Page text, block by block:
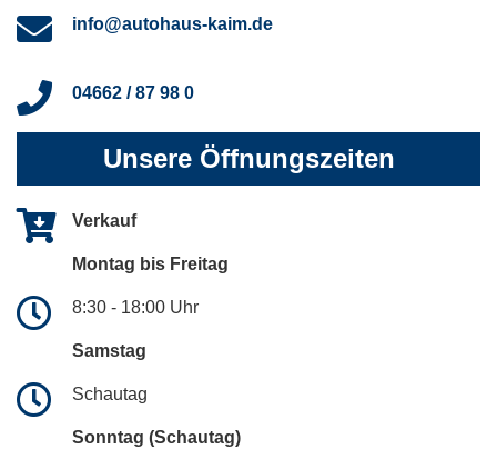
info@autohaus-kaim.de
04662 / 87 98 0
Unsere Öffnungszeiten
Verkauf
Montag bis Freitag
8:30 - 18:00 Uhr
Samstag
Schautag
Sonntag (Schautag)